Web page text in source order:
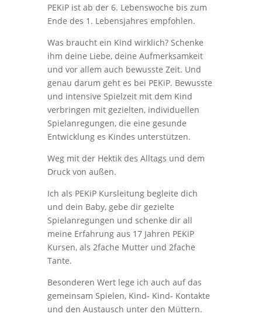
PEKiP ist ab der 6. Lebenswoche bis zum
Ende des 1. Lebensjahres empfohlen.
Was braucht ein Kind wirklich? Schenke
ihm deine Liebe, deine Aufmerksamkeit
und vor allem auch bewusste Zeit. Und
genau darum geht es bei PEKiP. Bewusste
und intensive Spielzeit mit dem Kind
verbringen mit gezielten, individuellen
Spielanregungen, die eine gesunde
Entwicklung es Kindes unterstützen.
Weg mit der Hektik des Alltags und dem
Druck von außen.
Ich als PEKiP Kursleitung begleite dich
und dein Baby, gebe dir gezielte
Spielanregungen und schenke dir all
meine Erfahrung aus 17 Jahren PEKiP
Kursen, als 2fache Mutter und 2fache
Tante.
Besonderen Wert lege ich auch auf das
gemeinsam Spielen, Kind- Kind- Kontakte
und den Austausch unter den Müttern.